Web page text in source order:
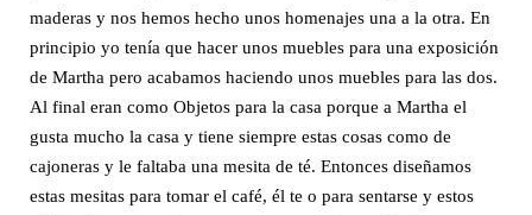
maderas y nos hemos hecho unos homenajes una a la otra. En
principio yo tenía que hacer unos muebles para una exposición
de Martha pero acabamos haciendo unos muebles para las dos.
Al final eran como Objetos para la casa porque a Martha el
gusta mucho la casa y tiene siempre estas cosas como de
cajoneras y le faltaba una mesita de té. Entonces diseñamos
estas mesitas para tomar el café, él te o para sentarse y estos